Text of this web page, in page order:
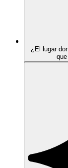
¿El lugar